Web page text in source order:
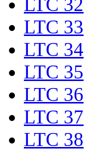
LTC 33
LTC 34
LTC 35
LTC 36
LTC 37
LTC 38